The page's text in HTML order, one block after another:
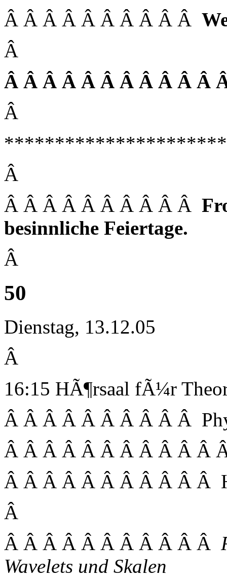
Â Â Â Â Â Â Â Â Â Â
Â
Â Â Â Â Â Â Â Â Â Â Â
Â
Â
Â Â Â Â Â Â Â Â Â Â
besinnliche Feiertage.
Â
50
Dienstag, 13.12.05
Â
16:15 HÃ¶rsaal fÃ¼r
Â Â Â Â Â Â Â Â Â Â
Â Â Â Â Â Â Â Â Â Â Â
Â Â Â Â Â Â Â Â Â Â Â
Â
Â Â Â Â Â Â Â Â Â Â Â
Wavelets und Skalen